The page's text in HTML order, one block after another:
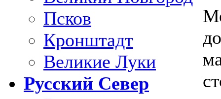
Псков
Кронштадт
Великие Луки
Русский Север